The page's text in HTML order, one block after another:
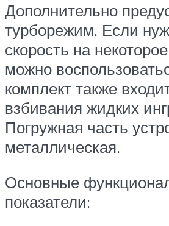
Дополнительно
турборежим. Если
скорость на
можно
комплект также
взбивания жидких
Погружная часть
металлическая.
Основные
показатели: